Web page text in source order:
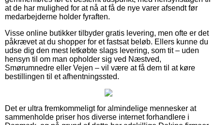
at de har mulighed for at nå at få de nye varer afsendt før
medarbejderne holder fyraften.
Visse online butikker tilbyder gratis levering, men ofte er det
påkrævet at du shopper for et fastsat beløb. Ellers kunne du
udse dig den mest letkøbte slags levering, som tit – uden
hensyn til om man opholder sig ved Næstved,
Smørumnedre eller Vejen – vil være at få dem til at køre
bestillingen til et afhentningssted.
Det er ultra fremkommeligt for almindelige mennesker at
sammenholde priser hos diverse internet forhandlere i